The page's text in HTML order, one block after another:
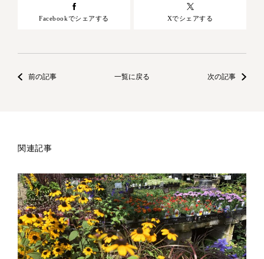
Facebookでシェアする Xでシェアする
前の記事 一覧に戻る 次の記事
関連記事